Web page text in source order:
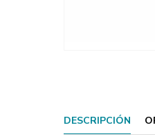
DESCRIPCIÓN